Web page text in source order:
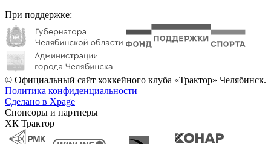
При поддержке:
© Официальный сайт хоккейного клуба «Трактор» Челябинск.
Политика конфиденциальности
Сделано в Xpage
Спонсоры и партнеры
ХК Трактор